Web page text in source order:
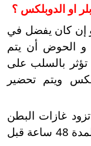
او الدوبلكس ؟
إن كان يفضل في
و الحوض أن يتم
بالسلب على
ويتم تحضير
تزود غازات البطن
مثل منتجات الألبان و البقوليات لمدة 48 ساعة قبل